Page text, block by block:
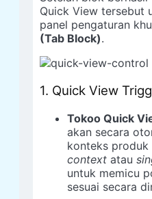
Quick View tersebut
panel pengaturan
(Tab Block).
1. Quick View
Tokoo Quick
akan secara
konteks
context atau
untuk memicu
sesuai secara